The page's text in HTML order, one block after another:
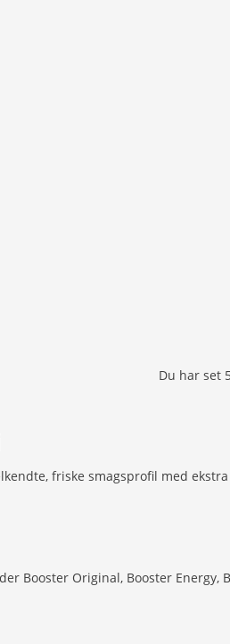
Du har set
friske smagsprofil med
Booster Original, Booster